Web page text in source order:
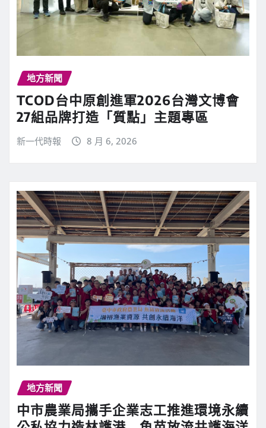
地方新聞
TCOD台中原創進軍2026台灣文博會
27組品牌打造「質點」主題專區
新一代時報 8 月 6, 2026
地方新聞
中市農業局攜手企業志工推進環境永續